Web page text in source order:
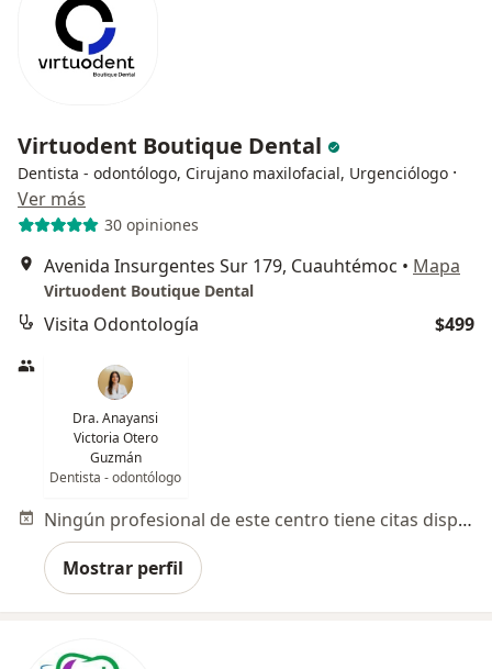
Virtuodent Boutique Dental
Dentista - odontólogo, Cirujano maxilofacial, Urgenciólogo ·
Ver más
30 opiniones
Avenida Insurgentes Sur 179, Cuauhtémoc • Mapa
Virtuodent Boutique Dental
Visita Odontología $499
Dra. Anayansi
Victoria Otero
Guzmán
Dentista - odontólogo
Ningún profesional de este centro tiene citas disponibles
Mostrar perfil